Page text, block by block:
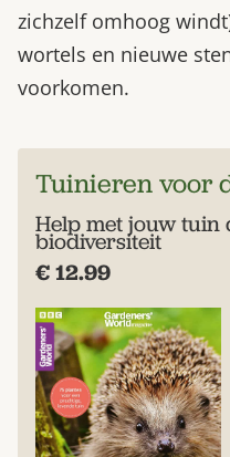
zichzelf omhoog
wortels en nieuwe
voorkomen.
Tuinieren voor
Help met jouw tuin
biodiversiteit
€ 12.99